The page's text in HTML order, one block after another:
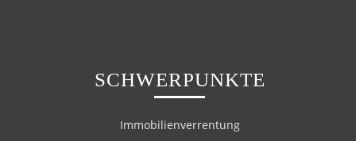
SCHWERPUNKTE
Immobilienverrentung